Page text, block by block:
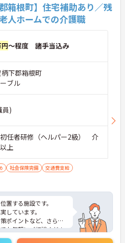
箱根町】住宅補助あり／残
人ホームでの介護職
～程度 諸手当込み
下郡箱根町
ブル
員)
任者研修（ヘルパー2級） 介
上
社会保険完備
交通費支給
置する施設です。
しています。
ポイントなど、さらに
お気軽にご相談くださ